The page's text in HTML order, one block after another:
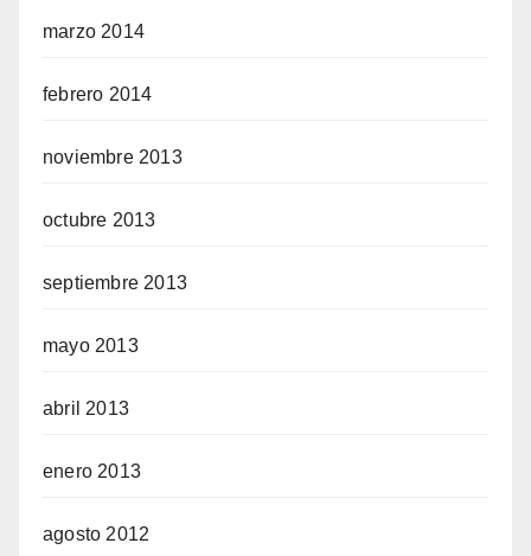
marzo 2014
febrero 2014
noviembre 2013
octubre 2013
septiembre 2013
mayo 2013
abril 2013
enero 2013
agosto 2012